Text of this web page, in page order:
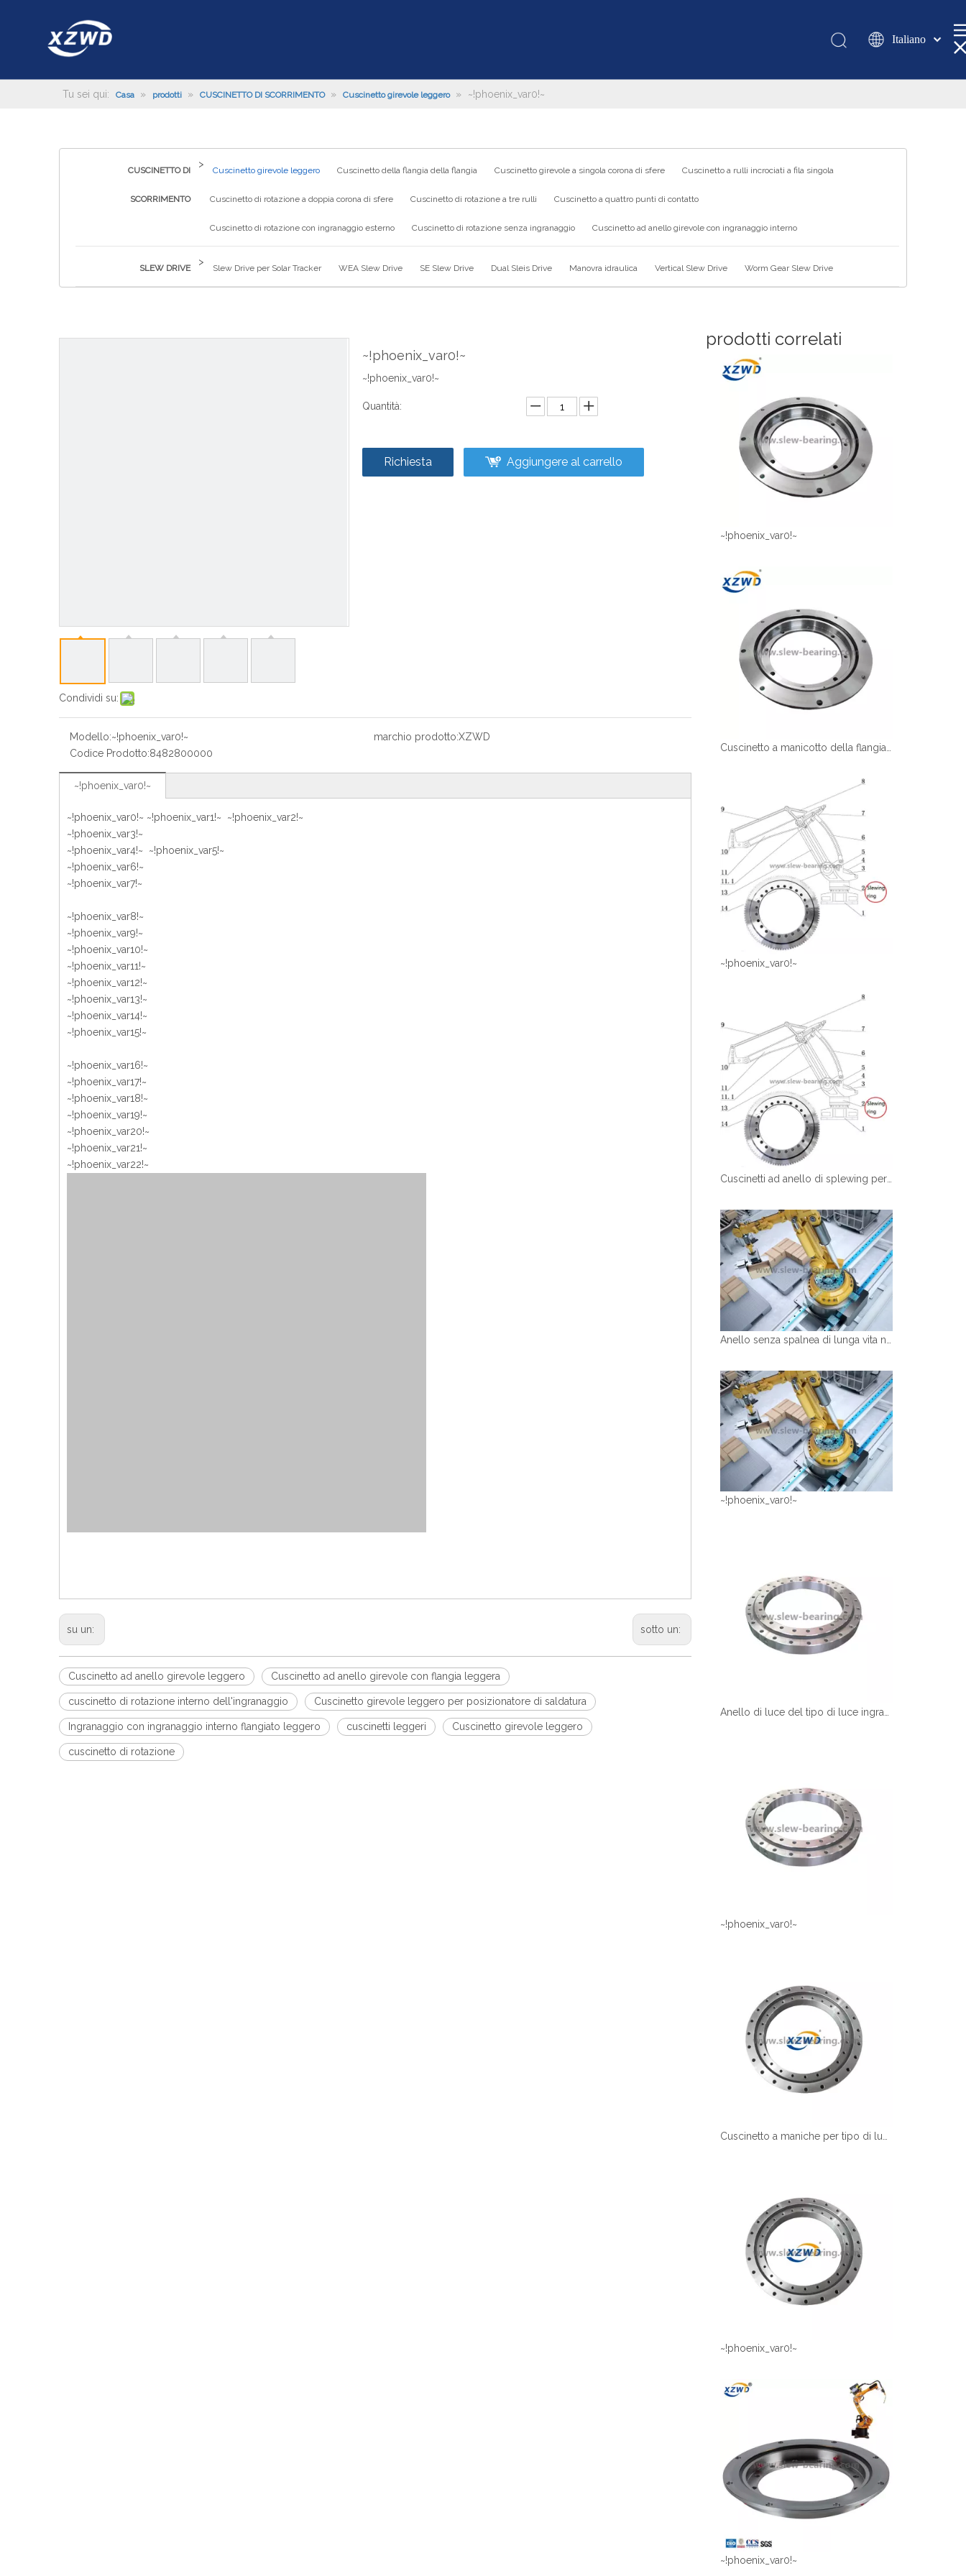
Italiano
românesc
Pусский
العربية
Tu sei qui: Casa » prodotti » CUSCINETTO DI SCORRIMENTO » Cuscinetto girevole leggero » ~!phoenix_var0!~
CUSCINETTO DI
SCORRIMENTO
>
Cuscinetto girevole leggero Cuscinetto della flangia della flangia Cuscinetto girevole a singola corona di sfere Cuscinetto a rulli incrociati a fila singola
Cuscinetto di rotazione a doppia corona di sfere Cuscinetto di rotazione a tre rulli Cuscinetto a quattro punti di contatto
Cuscinetto di rotazione con ingranaggio esterno Cuscinetto di rotazione senza ingranaggio Cuscinetto ad anello girevole con ingranaggio interno
SLEW DRIVE
>
Slew Drive per Solar Tracker WEA Slew Drive SE Slew Drive Dual Sleis Drive Manovra idraulica Vertical Slew Drive Worm Gear Slew Drive
Condividi su:
~!phoenix_var0!~
~!phoenix_var0!~
Quantità:
Richiesta Aggiungere al carrello
Modello:~!phoenix_var0!~ marchio prodotto:XZWD
Codice Prodotto:8482800000
~!phoenix_var0!~
~!phoenix_var0!~ ~!phoenix_var1!~ ~!phoenix_var2!~
~!phoenix_var3!~
~!phoenix_var4!~ ~!phoenix_var5!~
~!phoenix_var6!~
~!phoenix_var7!~
~!phoenix_var8!~
~!phoenix_var9!~
~!phoenix_var10!~
~!phoenix_var11!~
~!phoenix_var12!~
~!phoenix_var13!~
~!phoenix_var14!~
~!phoenix_var15!~
~!phoenix_var16!~
~!phoenix_var17!~
~!phoenix_var18!~
~!phoenix_var19!~
~!phoenix_var20!~
~!phoenix_var21!~
~!phoenix_var22!~
su un: sotto un:
Cuscinetto ad anello girevole leggero Cuscinetto ad anello girevole con flangia leggera
cuscinetto di rotazione interno dell'ingranaggio Cuscinetto girevole leggero per posizionatore di saldatura
Ingranaggio con ingranaggio interno flangiato leggero cuscinetti leggeri Cuscinetto girevole leggero
cuscinetto di rotazione
prodotti correlati
~!phoenix_var0!~
~!phoenix_var0!~
~!phoenix_var0!~
Anello di luce del tipo di luce ingranaggio esterno denti da macinatura xzwd certificato
~!phoenix_var0!~
Cuscinetto a maniche per tipo di luce xzwd per la macchina per alimenti
~!phoenix_var0!~
~!phoenix_var0!~